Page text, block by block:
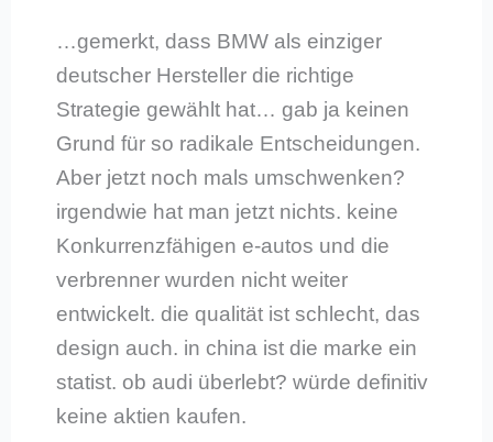
…gemerkt, dass BMW als einziger
deutscher Hersteller die richtige
Strategie gewählt hat… gab ja keinen
Grund für so radikale Entscheidungen.
Aber jetzt noch mals umschwenken?
irgendwie hat man jetzt nichts. keine
Konkurrenzfähigen e-autos und die
verbrenner wurden nicht weiter
entwickelt. die qualität ist schlecht, das
design auch. in china ist die marke ein
statist. ob audi überlebt? würde definitiv
keine aktien kaufen.